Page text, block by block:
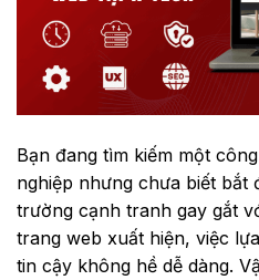
Bạn đang tìm kiếm một
nghiệp nhưng chưa biết bắt
trường cạnh tranh gay gắt
trang web xuất hiện, việc
tin cậy không hề dễ dàng.